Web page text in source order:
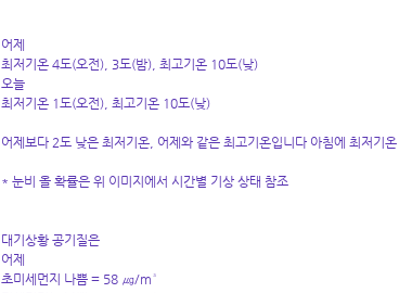
어제
최저기온 4도(오전), 3도(밤), 최고기온 10도(낮)
오늘
최저기온 1도(오전), 최고기온 10도(낮)
어제보다 2도 낮은 최저기온, 어제와 같은 최고기온입니다 아침에 최저기
* 눈비 올 확률은 위 이미지에서 시간별 기상 상태 참조
대기상황 공기질은
어제
초미세먼지 나쁨 = 58 ㎍/m³